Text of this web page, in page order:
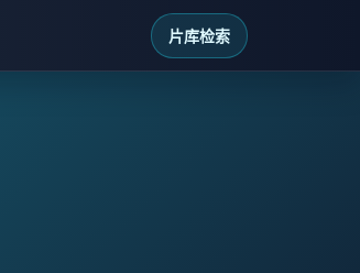
片库检索